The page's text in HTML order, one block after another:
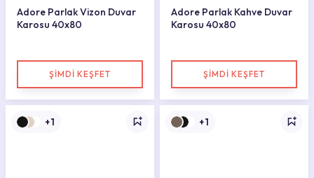
Adore Parlak Vizon Duvar
Karosu 40x80
ŞİMDİ KEŞFET
Adore Parlak Kahve Duvar
Karosu 40x80
ŞİMDİ KEŞFET
+1 +1